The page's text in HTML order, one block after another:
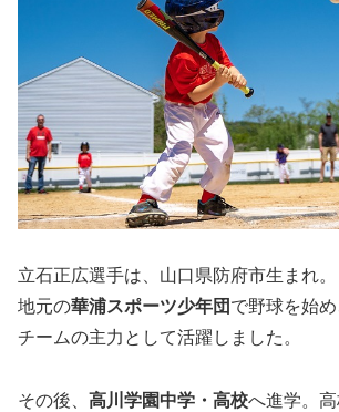
立石正広選手は、山口県防府市生まれ。
地元の華浦スポーツ少年団 で野球を始
チームの主力として活躍しました。
その後、 高川学園中学・高校へ進学。